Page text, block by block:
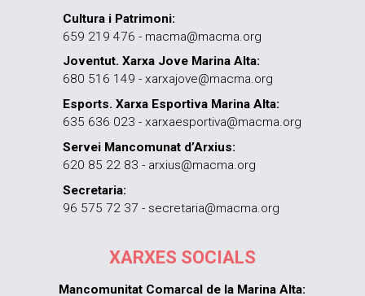
Cultura i Patrimoni:
659 219 476 - macma@macma.org
Joventut. Xarxa Jove Marina Alta:
680 516 149 - xarxajove@macma.org
Esports. Xarxa Esportiva Marina Alta:
635 636 023 - xarxaesportiva@macma.org
Servei Mancomunat d’Arxius:
620 85 22 83 - arxius@macma.org
Secretaria:
96 575 72 37 - secretaria@macma.org
XARXES SOCIALS
Mancomunitat Comarcal de la Marina Alta: